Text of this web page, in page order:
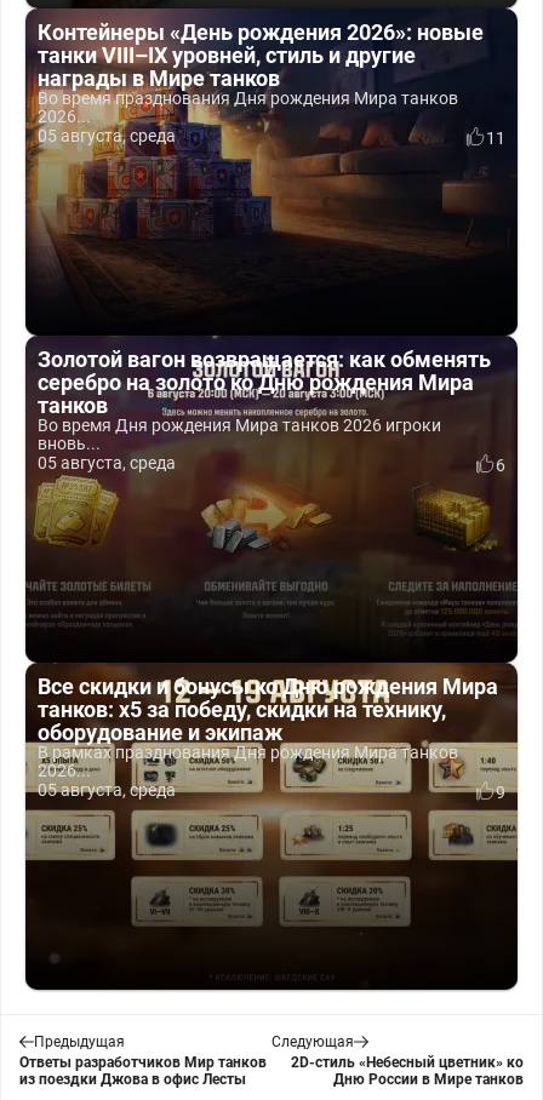
Контейнеры «День рождения 2026»: новые
танки VIII–IX уровней, стиль и другие
награды в Мире танков
Во время празднования Дня рождения Мира танков
2026...
05 августа, среда
11
Золотой вагон возвращается: как обменять
серебро на золото ко Дню рождения Мира
танков
Во время Дня рождения Мира танков 2026 игроки
вновь...
05 августа, среда
6
Все скидки и бонусы ко Дню рождения Мира
танков: x5 за победу, скидки на технику,
оборудование и экипаж
В рамках празднования Дня рождения Мира танков
2026...
05 августа, среда
9
Предыдущая
Ответы разработчиков Мир танков
из поездки Джова в офис Лесты
Следующая
2D-стиль «Небесный цветник» ко
Дню России в Мире танков